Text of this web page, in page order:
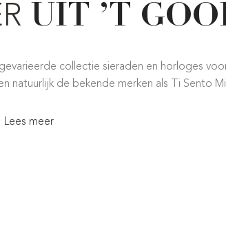
UIT ’T
collectie sieraden en horloges
de bekende merken als Ti Sento
Lees meer